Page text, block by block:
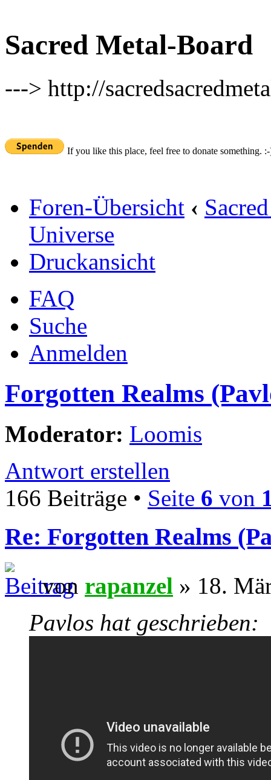
Sacred Metal-Board
---> http://
If you like this place, feel free to donate something.
Foren-Übersicht ‹
Universe
Druckansicht
FAQ
Suche
Anmelden
Forgotten Realms
Moderator: Loomis
Antwort erstellen
166 Beiträge • Seite 6 von
Re: Forgotten Realms
von rapanzel » 18.
Pavlos hat geschrieben: